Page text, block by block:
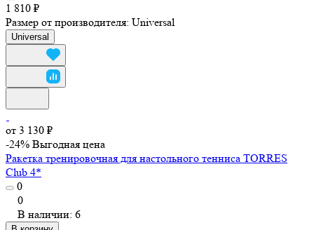
1 810 ₽
Размер от производителя: Universal
Universal
от 3 130 ₽
-24% Выгодная цена
Ракетка тренировочная для настольного тенниса TORRES
Club 4*
0
0
В наличии: 6